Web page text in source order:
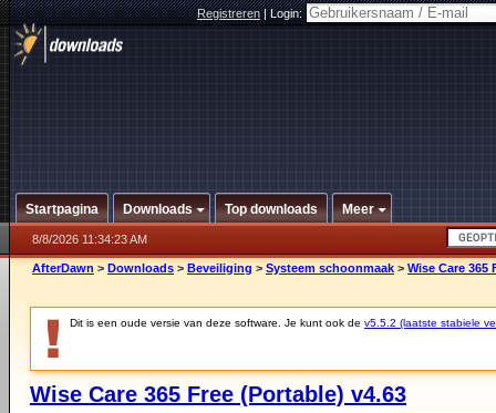
Registreren|Login:
Startpagina Downloads Top downloads Meer
8/8/2026 11:34:23 AM
AfterDawn > Downloads > Beveiliging > Systeem schoonmaak > Wise Care 365
Dit is een oude versie van deze software. Je kunt ook de v5.5.2 (laatste stabiele
Wise Care 365 Free (Portable) v4.63